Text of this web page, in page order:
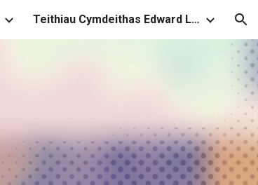
Teithiau Cymdeithas Edward Llwyd